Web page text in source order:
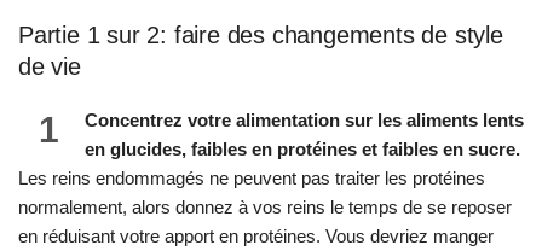
Partie 1 sur 2: faire des changements de style
de vie
1
Concentrez votre alimentation sur les aliments lents
en glucides, faibles en protéines et faibles en sucre.
Les reins endommagés ne peuvent pas traiter les protéines
normalement, alors donnez à vos reins le temps de se reposer
en réduisant votre apport en protéines. Vous devriez manger